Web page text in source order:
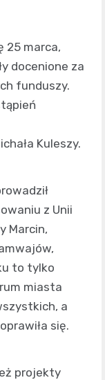
25 marca,
docenione za
funduszy.
Kuleszy.
z Unii
Marcin,
to tylko
miasta
a
się.
projekty